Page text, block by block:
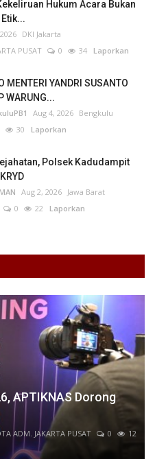
Hukum Acara Bukan
DKI Jakarta
PUSAT
0 34 Laporkan
MENTERI YANDRI SUSANTO
WARUNG...
Aug 4, 2026 Bengkulu
30 Laporkan
Polsek Kadudampit
Aug 2, 2026 Jawa Barat
0 22 Laporkan
APTIKNAS Dorong
ADM. JAKARTA PUSAT 0
12